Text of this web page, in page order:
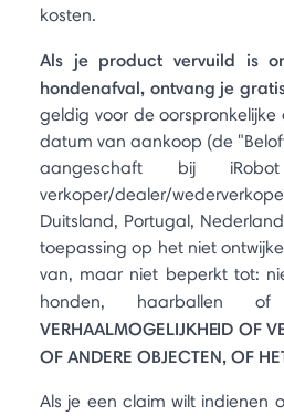
kosten.
Als je product vervuild is
hondenafval, ontvang je
geldig voor de
datum van aankoop (de
aangeschaft bij
verkoper/dealer/
Duitsland, Portugal,
toepassing op het niet
van, maar niet beperkt tot:
honden, haarballen
VERHAALMOGELIJKHEID OF
OF ANDERE OBJECTEN, OF
Als je een claim wilt indienen